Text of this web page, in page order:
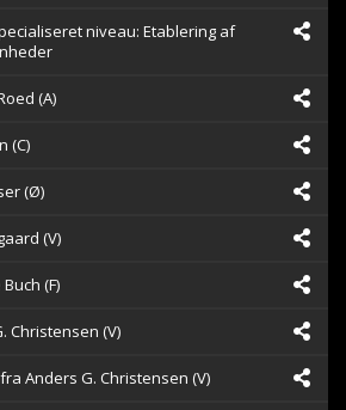
niveau: Etablering af
(A)
(C)
(Ø)
(V)
(F)
Christensen (V)
Anders G. Christensen (V)